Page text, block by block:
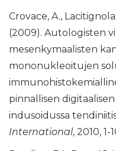
Crovace, A.,
(2009). Autologisten
mesenkymaalisten
mononukleoitujen
pinnallisen
indusoidussa
International, 2010, 1-